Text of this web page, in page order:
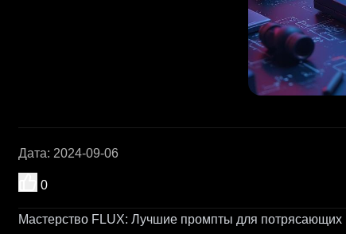
Дата: 2024-09-06
0
Мастерство FLUX: Лучшие промпты для